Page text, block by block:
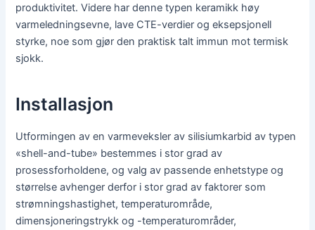
produktivitet. Videre har denne typen keramikk høy
varmeledningsevne, lave CTE-verdier og eksepsjonell
styrke, noe som gjør den praktisk talt immun mot termisk
sjokk.
Installasjon
Utformingen av en varmeveksler av silisiumkarbid av typen
«shell-and-tube» bestemmes i stor grad av
prosessforholdene, og valg av passende enhetstype og
størrelse avhenger derfor i stor grad av faktorer som
strømningshastighet, temperaturområde,
dimensjoneringstrykk og -temperaturområder,